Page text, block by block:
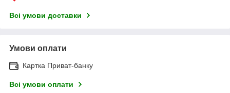
Всі умови доставки
Умови оплати
Картка Приват-банку
Всі умови оплати